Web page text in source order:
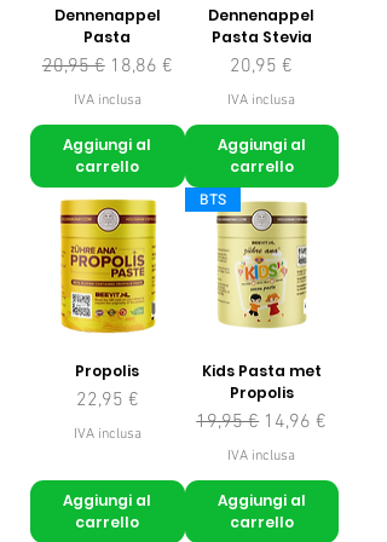
Dennenappel
Pasta
Prezzo regolare
20,95 € Prezzo scontato
18,86 €
IVA inclusa
Aggiungi al
carrello
Dennenappel
Pasta Stevia
Prezzo
20,95 €
IVA inclusa
Aggiungi al
carrello
Propolis
Prezzo
22,95 €
IVA inclusa
Aggiungi al
carrello
BTS
Kids Pasta met
Propolis
Prezzo regolare
19,95 € Prezzo scontato
14,96 €
IVA inclusa
Aggiungi al
carrello